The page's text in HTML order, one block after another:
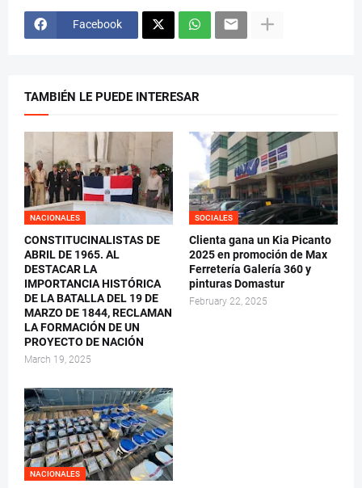
Facebook
TAMBIÉN LE PUEDE INTERESAR
NACIONALES
CONSTITUCINALISTAS DE
ABRIL DE 1965. AL
DESTACAR LA
IMPORTANCIA HISTÓRICA
DE LA BATALLA DEL 19 DE
MARZO DE 1844, RECLAMAN
LA FORMACIÓN DE UN
PROYECTO DE NACIÓN
March 19, 2025
SOCIALES
Clienta gana un Kia Picanto
2025 en promoción de Max
Ferretería Galería 360 y
pinturas Domastur
February 22, 2025
NACIONALES